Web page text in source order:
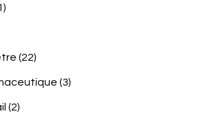
(22)
(3)
(2)